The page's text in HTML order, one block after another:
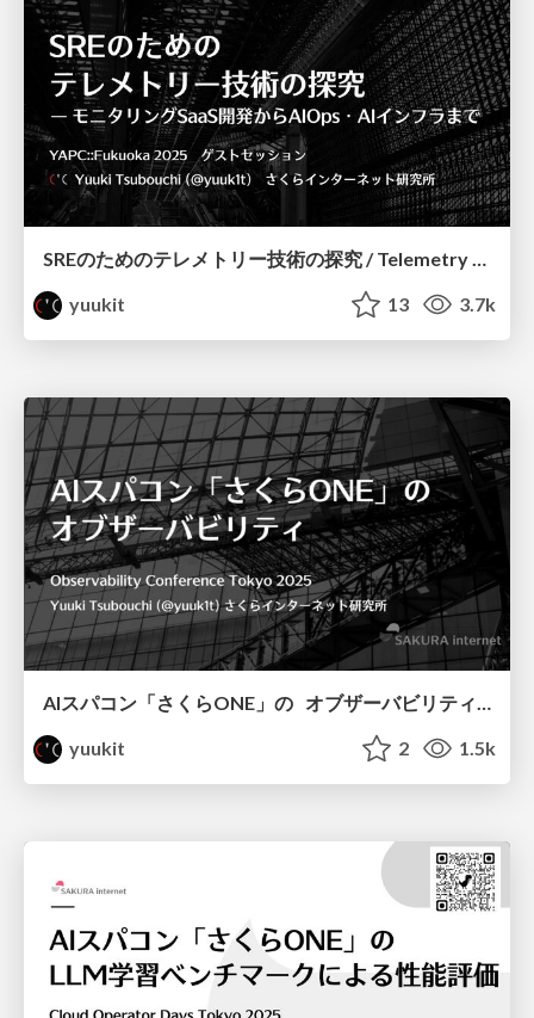
SREのためのテレメトリー技術の探究 / Telemetry for SRE
yuukit
13 3.7k
AIスパコン「さくらONE」の オブザーバビリティ / Observability for AI Supercomputer SAKURAONE
yuukit
2 1.5k